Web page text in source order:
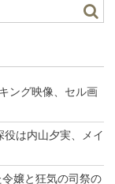
ング映像、セル画
役は内山夕実、メイ
嬢と狂気の司祭の